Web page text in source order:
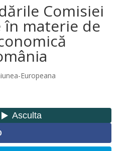
Comisiei
în materie de
Europeana